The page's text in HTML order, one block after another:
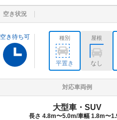
空き状況
空き待ち可 種別
平置き
屋根
なし
対応車両例
大型車・SUV
長さ 4.8m〜5.0m/車幅 1.8m〜